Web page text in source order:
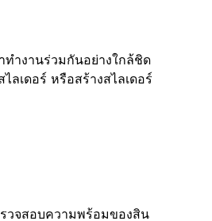
ทํางานร่วมกันอย่างใกล้ชิด
เดอร์ หรือสร้างสไลเดอร์
วจสอบความพร้อมของสิน